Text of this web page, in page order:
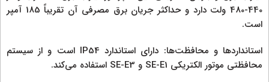
440-480 ولت دارد و حداکثر جریان برق مصرفی آن تقریباً 185 آمپر
است.
استانداردها و محافظت‌ها: دارای استاندارد IP54 است و از سیستم
محافظتی موتور الکتریکی SE-E1 و SE-E3 استفاده می‌کند.